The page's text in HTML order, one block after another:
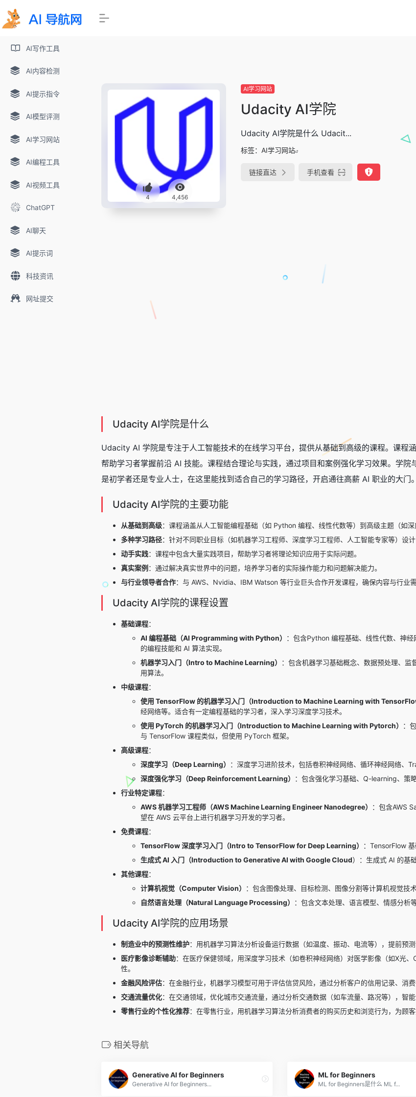
AI写作工具
AI内容检测
AI提示指令
AI模型评测
AI学习网站
AI编程工具
AI视频工具
ChatGPT
AI聊天
AI提示词
科技资讯
网址提交
4 4,456
AI学习网站
Udacity AI学院
Udacity AI学院是什么 Udacit...
标签： AI学习网站
链接直达 手机查看
Udacity AI学院是什么
Udacity AI 学院是专注于人工智能技术的在线学习平台，提供从基础到高级的课程。课程
帮助学习者掌握前沿 AI 技能。课程结合理论与实践，通过项目和案例强化学习效果。学
是初学者还是专业人士，在这里能找到适合自己的学习路径，开启通往高薪 AI 职业的大门。
Udacity AI学院的主要功能
从基础到高级：课程涵盖从人工智能编程基础（如 Python 编程、线性代数等）到高级主题（如深
多种学习路径：针对不同职业目标（如机器学习工程师、深度学习工程师、人工智能专家等）设计
动手实践：课程中包含大量实践项目，帮助学习者将理论知识应用于实际问题。
真实案例 ：通过解决真实世界中的问题，培养学习者的实际操作能力和问题解决能力。
与行业领导者合作：与 AWS、Nvidia、IBM Watson 等行业巨头合作开发课程，确保内容与行业需
Udacity AI学院的课程设置
基础课程：
AI 编程基础（AI Programming with Python）
：包含Python 编程基础、线性代数、神
的编程技能和 AI 算法实现。
机器学习入门（Intro to Machine Learning）
：包含机器学习基础概念、数据预处理、
用算法。
中级课程：
使用 TensorFlow 的机器学习入门（Introduction to Machine Learning with
经网络等。适合有一定编程基础的学习者，深入学习深度学习技术。
使用 PyTorch 的机器学习入门（Introduction to Machine Learning with Pytorch）
：
与 TensorFlow 课程类似，但使用 PyTorch 框架。
高级课程：
深度学习（Deep Learning）
：深度学习进阶技术，包括卷积神经网络、循环神经网络、
深度强化学习（Deep Reinforcement Learning）
：包含强化学习基础、Q-learning、策
行业特定课程：
AWS 机器学习工程师（AWS Machine Learning Engineer Nanodegree）
：包含AWS
望在 AWS 云平台上进行机器学习开发的学习者。
免费课程：
TensorFlow 深度学习入门（Intro to TensorFlow for Deep Learning）
：TensorFlow
生成式 AI 入门（Introduction to Generative AI with Google Cloud）：生成式 AI 的基
其他课程：
计算机视觉（Computer Vision）
：包含图像处理、目标检测、图像分割等计算机视觉技术
自然语言处理（Natural Language Processing）
：包含文本处理、语言模型、情感分析
Udacity AI学院的应用场景
制造业中的预测性维护：用机器学习算法分析设备运行数据（如温度、振动、电流等），提前预
医疗影像诊断辅助：在医疗保健领域，用深度学习技术（如卷积神经网络）对医学影像（如X光
性。
金融风险评估：在金融行业，机器学习模型可用于评估信贷风险，通过分析客户的信用记录、消
交通流量优化：在交通领域，优化城市交通流量，通过分析交通数据（如车流量、路况等），智
零售行业的个性化推荐：在零售行业，用机器学习算法分析消费者的购买历史和浏览行为，为顾
相关导航
Generative AI for Beginners
Generative AI for Beginners...
ML for Beginners
ML for Beginners是什么 ML f...